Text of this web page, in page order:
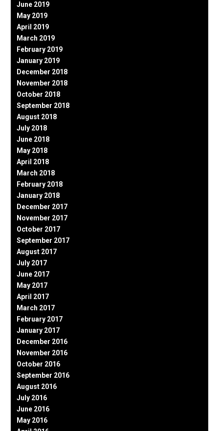
June 2019
May 2019
April 2019
March 2019
February 2019
January 2019
December 2018
November 2018
October 2018
September 2018
August 2018
July 2018
June 2018
May 2018
April 2018
March 2018
February 2018
January 2018
December 2017
November 2017
October 2017
September 2017
August 2017
July 2017
June 2017
May 2017
April 2017
March 2017
February 2017
January 2017
December 2016
November 2016
October 2016
September 2016
August 2016
July 2016
June 2016
May 2016